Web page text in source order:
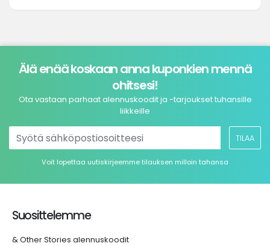
Älä enää koskaan anna kuponkien mennä
ohitsesi!
Ota vastaan parhaat alennuskoodit ja -tarjoukset tuhansille
liikkeille
TILAA
Voit lopettaa uutiskirjeemme tilauksen milloin tahansa
Suosittelemme
& Other Stories alennuskoodit